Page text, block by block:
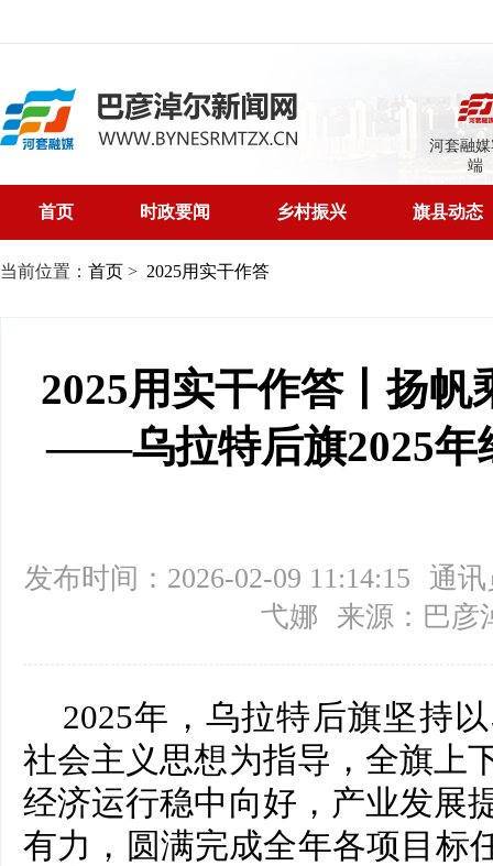
河套融
端
首页 时政要闻 乡村振兴 旗县动态
当前位置： 首页 > 2025用实干作答
2025用实干作答丨扬帆
——乌拉特后旗2025年
发布时间：2026-02-09 11:14:15
通
弋娜
来源：巴彦
2025年，乌拉特后旗坚持
社会主义思想为指导，全旗上
经济运行稳中向好，产业发展
有力，圆满完成全年各项目标